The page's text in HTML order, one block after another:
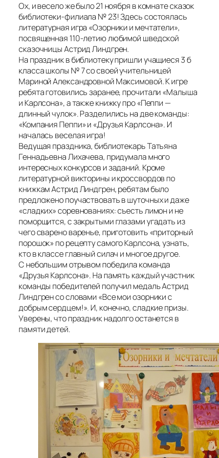
Ох, и весело же было 21 ноября в комнате сказок
библиотеки-филиала № 23! Здесь состоялась
литературная игра «Озорники и мечтатели»,
посвященная 110-летию любимой шведской
сказочницы Астрид Линдгрен.
На праздник в библиотеку пришли учащиеся 3 б
класса школы № 7 со своей учительницей
Мариной Александровной Максимовой. К игре
ребята готовились заранее, прочитали «Малыша
и Карлсона», а также книжку про «Пеппи —
длинный чулок». Разделились на две команды:
«Компания Пеппи» и «Друзья Карлсона». И
началась веселая игра!
Ведущая праздника, библиотекарь Татьяна
Геннадьевна Лихачева, придумала много
интересных конкурсов и заданий. Кроме
литературной викторины и кроссвордов по
книжкам Астрид Линдгрен, ребятам было
предложено поучаствовать в шуточных и даже
«сладких» соревнованиях: съесть лимон и не
поморщится, с закрытыми глазами угадать из
чего сварено варенье, приготовить «приторный
порошок» по рецепту самого Карлсона, узнать,
кто в классе главный силач и многое другое.
С небольшим отрывом победила команда
«Друзья Карлсона». На память каждый участник
команды победителей получил медаль Астрид
Линдгрен со словами «Все мои озорники с
добрым сердцем!». И, конечно, сладкие призы.
Уверены, что праздник надолго останется в
памяти детей.